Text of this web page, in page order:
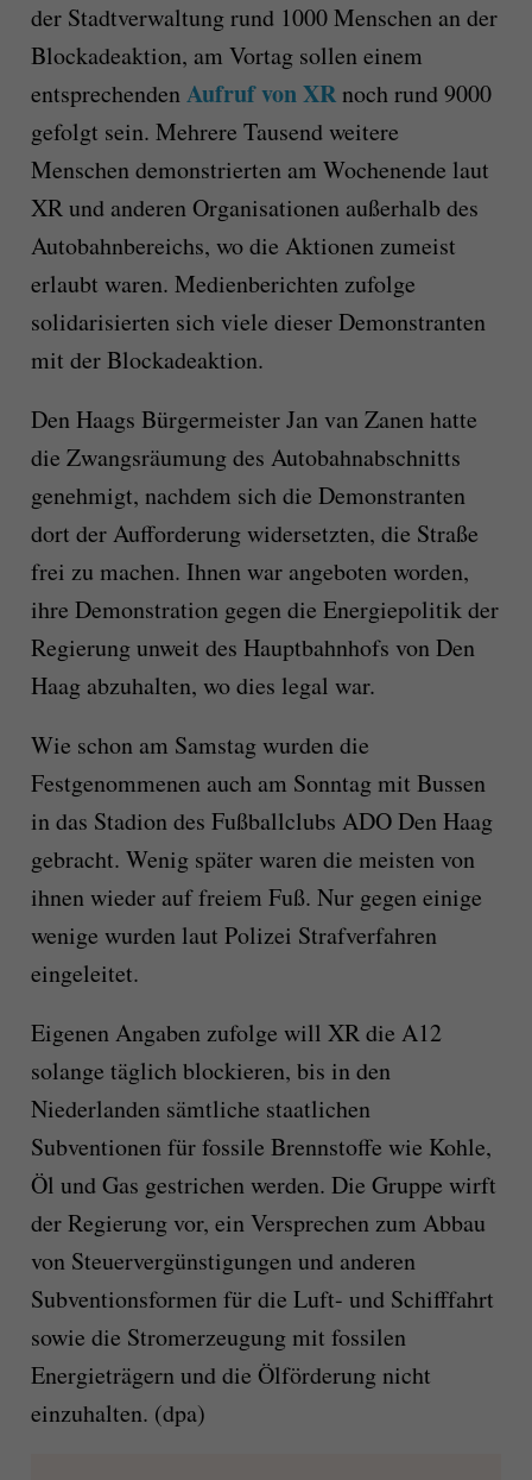
der Stadtverwaltung rund 1000 Menschen an der
Blockadeaktion, am Vortag sollen einem
entsprechendenAufruf von XRnoch rund 9000
gefolgt sein. Mehrere Tausend weitere
Menschen demonstrierten am Wochenende laut
XR und anderen Organisationen außerhalb des
Autobahnbereichs, wo die Aktionen zumeist
erlaubt waren. Medienberichten zufolge
solidarisierten sich viele dieser Demonstranten
mit der Blockadeaktion.
Den Haags Bürgermeister Jan van Zanen hatte
die Zwangsräumung des Autobahnabschnitts
genehmigt, nachdem sich die Demonstranten
dort der Aufforderung widersetzten, die Straße
frei zu machen. Ihnen war angeboten worden,
ihre Demonstration gegen die Energiepolitik der
Regierung unweit des Hauptbahnhofs von Den
Haag abzuhalten, wo dies legal war.
Wie schon am Samstag wurden die
Festgenommenen auch am Sonntag mit Bussen
in das Stadion des Fußballclubs ADO Den Haag
gebracht. Wenig später waren die meisten von
ihnen wieder auf freiem Fuß. Nur gegen einige
wenige wurden laut Polizei Strafverfahren
eingeleitet.
Eigenen Angaben zufolge will XR die A12
solange täglich blockieren, bis in den
Niederlanden sämtliche staatlichen
Subventionen für fossile Brennstoffe wie Kohle,
Öl und Gas gestrichen werden. Die Gruppe wirft
der Regierung vor, ein Versprechen zum Abbau
von Steuervergünstigungen und anderen
Subventionsformen für die Luft- und Schifffahrt
sowie die Stromerzeugung mit fossilen
Energieträgern und die Ölförderung nicht
einzuhalten. (dpa)